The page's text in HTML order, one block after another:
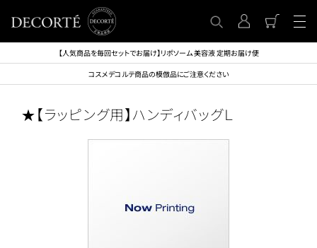
【人気商品を毎回セットでお届け】リポソーム 美容液 定期お届け便
コスメデコルテ商品の模倣品にご注意ください
★【ラッピング用】ハンディバッグＬ